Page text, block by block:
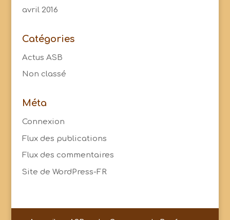
avril 2016
Catégories
Actus ASB
Non classé
Méta
Connexion
Flux des publications
Flux des commentaires
Site de WordPress-FR